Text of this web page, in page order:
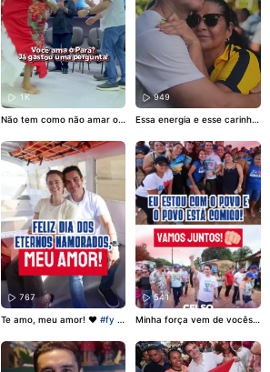
1K
Não tem como não amar o
raense
949
Essa energia e esse carinho
r! ❤️#fy #foryou #pará #vir
al
767
Te amo, meu amor! ❤️#fy #
pará
541
Minha força vem de vocês!
a